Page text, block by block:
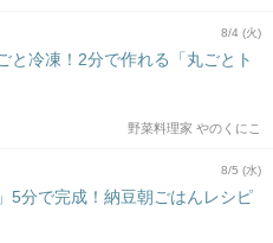
8/4 (火)
と冷凍！2分で作れる「丸ごとト
野菜料理家 やのくにこ
8/5 (水)
5分で完成！納豆朝ごはんレシピ